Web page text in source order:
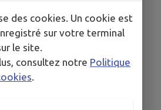
le samedi 6 juin à 9h30 à
Loire pour défendre notre
ouverte à toutes et tous :
associations, élus… venez
des cookies. Un cookie est
sur votre terminal
le site.
consultez notre Politique
.